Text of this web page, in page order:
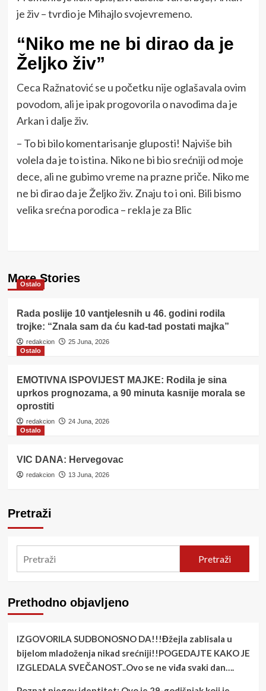
je živ – tvrdio je Mihajlo svojevremeno.
“Niko me ne bi dirao da je
Željko živ”
Ceca Ražnatović se u početku nije oglašavala ovim
povodom, ali je ipak progovorila o navodima da je
Arkan i dalje živ.
– To bi bilo komentarisanje gluposti! Najviše bih
volela da je to istina. Niko ne bi bio srećniji od moje
dece, ali ne gubimo vreme na prazne priče. Niko me
ne bi dirao da je Željko živ. Znaju to i oni. Bili bismo
velika srećna porodica – rekla je za Blic
More Stories
Ostalo
Rada poslije 10 vantjelesnih u 46. godini rodila
trojke: “Znala sam da ću kad-tad postati majka”
redakcion
25 Juna, 2026
Ostalo
EMOTIVNA ISPOVIJEST MAJKE: Rodila je sina
uprkos prognozama, a 90 minuta kasnije morala se
oprostiti
redakcion
24 Juna, 2026
Ostalo
VIC DANA: Hervegovac
redakcion 13 Juna, 2026
Pretraži
Pretraži
Prethodno objavljeno
IZGOVORILA SUDBONOSNO DA!!!Đžejla zablisala u
bijelom mladoženja nikad srećniji!!POGEDAJTE KAKO JE
IZGLEDALA SVEČANOST..Ovo se ne viđa svaki dan….